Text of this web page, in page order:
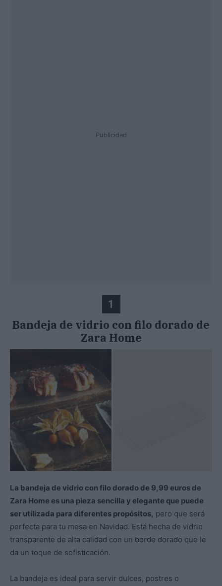
Publicidad
1
Bandeja de vidrio con filo dorado de
Zara Home
La bandeja de vidrio con filo dorado de 9,99 euros de
Zara Home es una pieza sencilla y elegante que puede
ser utilizada para diferentes propósitos, pero que será
perfecta para tu mesa en Navidad. Está hecha de vidrio
transparente de alta calidad con un borde dorado que le
da un toque de sofisticación.
La bandeja es ideal para servir dulces, postres o